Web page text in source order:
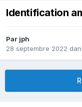
Identification
Par jph
28 septembre 2022